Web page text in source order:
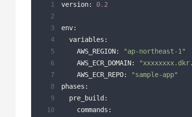
1 version: 0.2
2
3
4
5
    AWS_REGION:
"ap-northeast-1"
6
    AWS_ECR_DOMAIN:
7
    AWS_ECR_REPO:
"sample-app"
8
9
10